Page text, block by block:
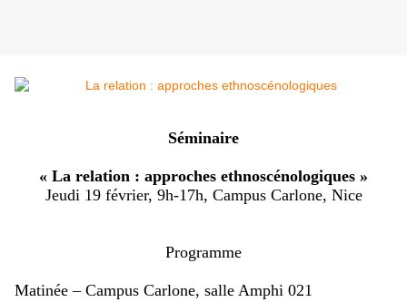
Séminaire
« La relation : approches ethnoscénologiques »
Jeudi 19 février, 9h-17h, Campus Carlone, Nice
Programme
Matinée – Campus Carlone, salle Amphi 021